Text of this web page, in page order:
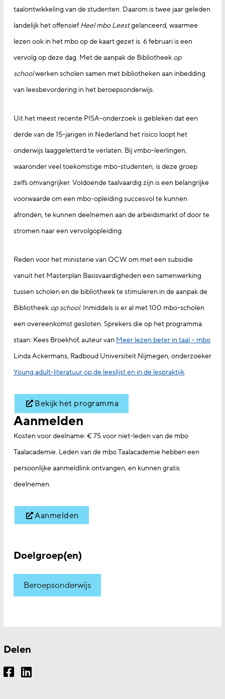
taalontwikkeling van de studenten. Daarom is twee jaar geleden
landelijk het offensiefHeel mbo Leestgelanceerd, waarmee
lezen ook in het mbo op de kaart gezet is. 6 februari is een
vervolg op deze dag. Met de aanpak de Bibliotheek op
schoolwerken scholen samen met bibliotheken aan inbedding
van leesbevordering in het beroepsonderwijs.
Uit het meest recente PISA-onderzoek is gebleken dat een
derde van de 15-jarigen in Nederland het risico loopt het
onderwijs laaggeletterd te verlaten. Bij vmbo-leerlingen,
waaronder veel toekomstige mbo-studenten, is deze groep
zelfs omvangrijker. Voldoende taalvaardig zijn is een belangrijke
voorwaarde om een mbo-opleiding succesvol te kunnen
afronden, te kunnen deelnemen aan de arbeidsmarkt of door te
stromen naar een vervolgopleiding.
Reden voor het ministerie van OCW om met een subsidie
vanuit het Masterplan Basisvaardigheden een samenwerking
tussen scholen en de bibliotheek te stimuleren in de aanpak de
Bibliotheek op school. Inmiddels is er al met 100 mbo-scholen
een overeenkomst gesloten. Sprekers die op het programma
staan: Kees Broekhof, auteur van Meer lezen beter in taal – mbo
Linda Ackermans, Radboud Universiteit Nijmegen, onderzoeker
Young adult-literatuur op de leeslijst en in de lespraktijk.
Bekijk het programma
Aanmelden
Kosten voor deelname: € 75 voor niet-leden van de mbo
Taalacademie. Leden van de mbo Taalacademie hebben een
persoonlijke aanmeldlink ontvangen, en kunnen gratis
deelnemen.
Aanmelden
Doelgroep(en)
Beroepsonderwijs
Delen